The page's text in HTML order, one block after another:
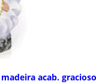
acab. gracioso